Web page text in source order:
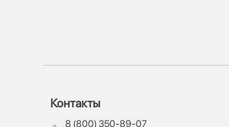
Контакты
8 (800) 350-89-07